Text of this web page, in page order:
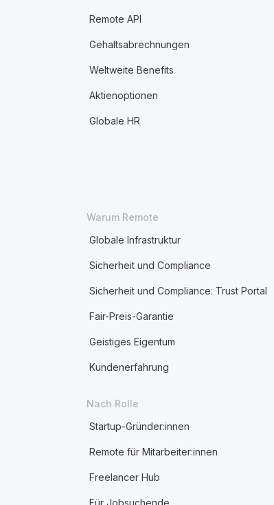
Remote API
Gehaltsabrechnungen
Weltweite Benefits
Aktienoptionen
Globale HR
Warum Remote
Globale Infrastruktur
Sicherheit und Compliance
Sicherheit und Compliance: Trust Portal
Fair-Preis-Garantie
Geistiges Eigentum
Kundenerfahrung
Nach Rolle
Startup-Gründer:innen
Remote für Mitarbeiter:innen
Freelancer Hub
Für Jobsuchende